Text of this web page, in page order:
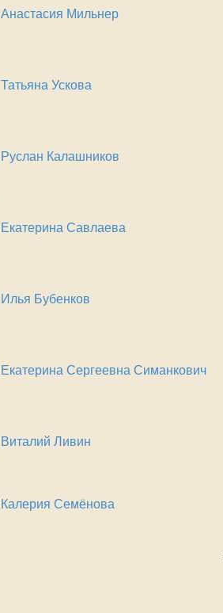
Анастасия Мильнер
Татьяна Ускова
Руслан Калашников
Екатерина Савлаева
Илья Бубенков
Екатерина Сергеевна Симанкович
Виталий Ливин
Калерия Семёнова